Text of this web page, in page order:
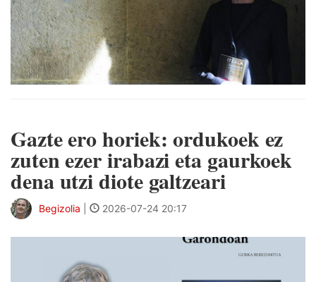
Gazte ero horiek: ordukoek ez
zuten ezer irabazi eta gaurkoek
dena utzi diote galtzeari
Begizolia 2026-07-24 20:17